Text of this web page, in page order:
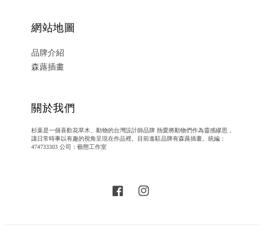
網站地圖
品牌介紹
森蕗插畫
關於我們
杉葉是一個喜歡花草木、動物的台灣設計師品牌 熱愛將動物們作為靈感繆思，
讓日常時事以有趣的視角呈現在作品裡。目前進駐品牌有森蕗插畫。統編：
474733303 公司：藝態工作室